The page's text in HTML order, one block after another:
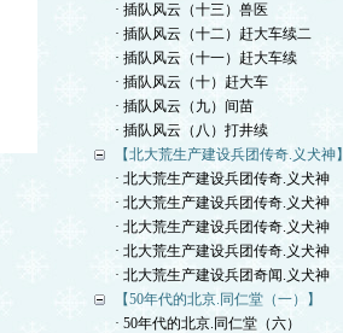
· 插队风云（十三）兽医
· 插队风云（十二）赶大车续二
· 插队风云（十一）赶大车续
· 插队风云（十）赶大车
· 插队风云（九）间苗
· 插队风云（八）打井续
【北大荒生产建设兵团传奇.义犬神】
· 北大荒生产建设兵团传奇.义犬神
· 北大荒生产建设兵团传奇.义犬神
· 北大荒生产建设兵团传奇.义犬神
· 北大荒生产建设兵团传奇.义犬神
· 北大荒生产建设兵团奇闻.义犬神
【50年代的北京.同仁堂（一）】
· 50年代的北京.同仁堂（六）